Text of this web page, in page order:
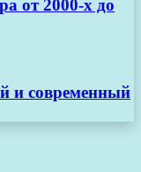
от 2000-х до
и современный